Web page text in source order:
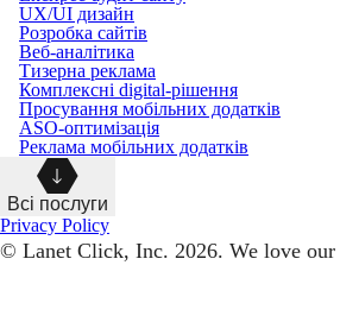
UX/UI дизайн
Розробка сайтів
Веб-аналітика
Тизерна реклама
Комплексні digital-рішення
Просування мобільних додатків
ASO-оптимізація
Реклама мобільних додатків
Всі послуги
Privacy Policy
© Lanet Click, Inc. 2026. We love our